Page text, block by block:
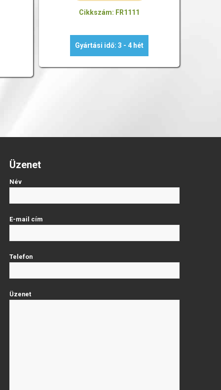
Cikkszám: FR1111
Gyártási idő: 3 - 4 hét
Üzenet
Név
E-mail cím
Telefon
Üzenet